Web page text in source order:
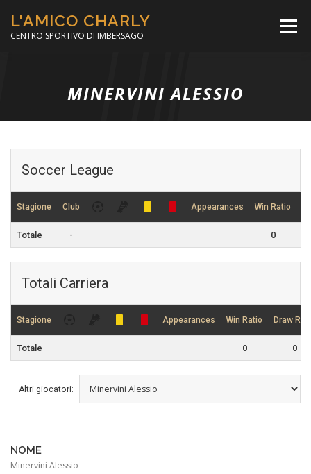
contenuto
L'AMICO CHARLY
CENTRO SPORTIVO DI IMBERSAGO
Menù
MINERVINI ALESSIO
Soccer League
Stagione Club Appearances Win Ratio
Totale - 0
Totali Carriera
Stagione Appearances Win Ratio Draw
Totale 0 0
Altri giocatori:
NOME
Minervini Alessio